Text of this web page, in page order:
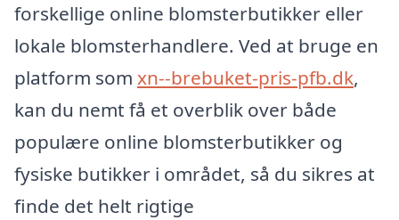
forskellige online blomsterbutikker eller
lokale blomsterhandlere. Ved at bruge en
platform som xn--brebuket-pris-pfb.dk,
kan du nemt få et overblik over både
populære online blomsterbutikker og
fysiske butikker i området, så du sikres at
finde det helt rigtige